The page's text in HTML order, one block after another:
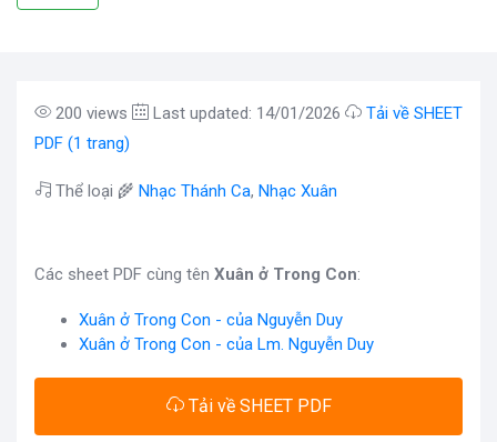
200 views Last updated: 14/01/2026
Tải về SHEET
PDF (1 trang)
Thể loại 🌾 Nhạc Thánh Ca, Nhạc Xuân
Các sheet PDF cùng tên Xuân ở Trong Con:
Xuân ở Trong Con - của Nguyễn Duy
Xuân ở Trong Con - của Lm. Nguyễn Duy
Tải về SHEET PDF